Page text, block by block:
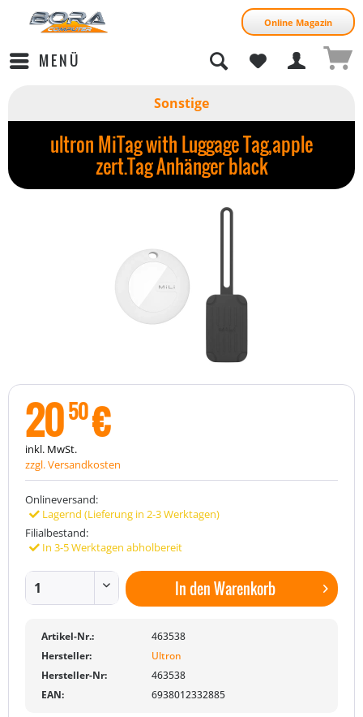
Online Magazin
MENÜ
Sonstige
ultron MiTag with Luggage Tag,apple
zert.Tag Anhänger black
2050€
inkl. MwSt.
zzgl. Versandkosten
Onlineversand:
Lagernd (Lieferung in 2-3 Werktagen)
Filialbestand:
In 3-5 Werktagen abholbereit
In denWarenkorb
Artikel-Nr.:
463538
Hersteller:
Ultron
Hersteller-Nr:
463538
EAN:
6938012332885